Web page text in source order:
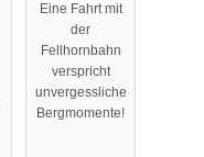
Allgäu im
Eine Fahrt mit
der
Fellhornbahn
verspricht
unvergessliche
Bergmomente!